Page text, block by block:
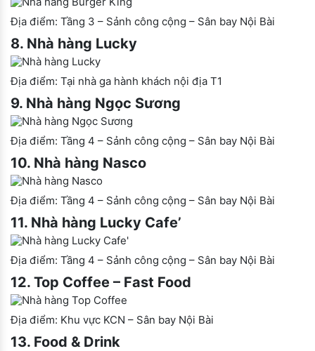
Địa điểm: Tầng 3 – Sảnh công cộng – Sân bay Nội Bài
8. Nhà hàng Lucky
Địa điểm: Tại nhà ga hành khách nội địa T1
9. Nhà hàng Ngọc Sương
Địa điểm: Tầng 4 – Sảnh công cộng – Sân bay Nội Bài
10. Nhà hàng Nasco
Địa điểm: Tầng 4 – Sảnh công cộng – Sân bay Nội Bài
11. Nhà hàng Lucky Cafe’
Địa điểm: Tầng 4 – Sảnh công cộng – Sân bay Nội Bài
12. Top Coffee – Fast Food
Địa điểm: Khu vực KCN – Sân bay Nội Bài
13. Food & Drink